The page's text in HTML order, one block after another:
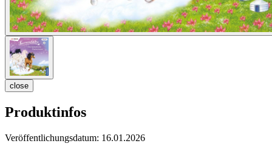
close
Produktinfos
Veröffentlichungsdatum: 16.01.2026